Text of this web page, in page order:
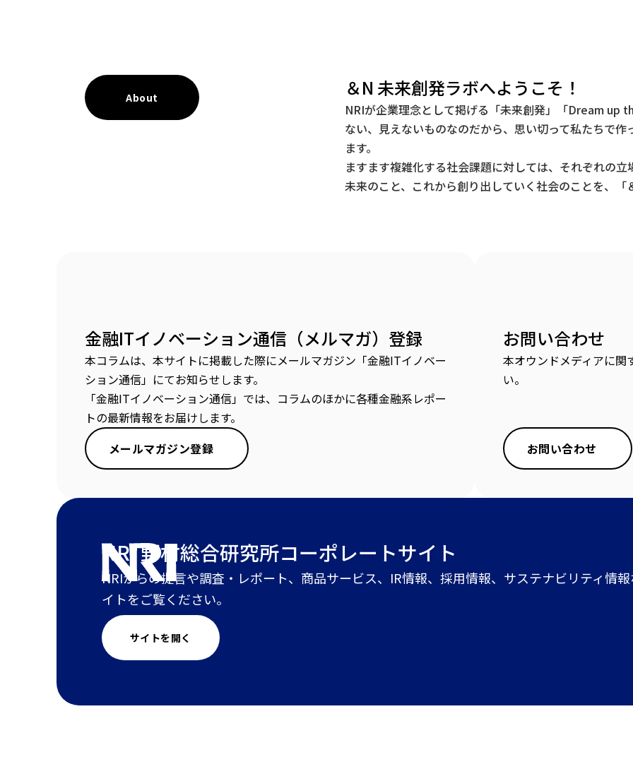
About ＆N 未来創発ラボへようこそ！
NRIが企業理念として掲げる「未来創発」「Dream up
ない、見えないものなのだから、思い切って私たちで
ます。
ますます複雑化する社会課題に対しては、それぞれの立
未来のこと、これから創り出していく社会のことを、
金融ITイノベーション通信（メルマガ）登録
本コラムは、本サイトに掲載した際にメールマガジン「金融ITイノベー
ション通信」にてお知らせします。
「金融ITイノベーション通信」では、コラムのほかに各種金融系レポー
トの最新情報をお届けします。
メールマガジン登録
お問い合わせ
本オウンドメディアに関
い。
お問い合わせ
NRI 野村総合研究所コーポレートサイト
NRIからの提言や調査・レポート、商品サービス、IR情報、採用情報、サステナビリティ情
イトをご覧ください。
サイトを開く